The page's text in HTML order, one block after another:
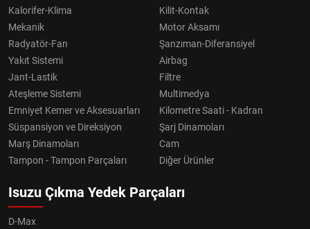
Kalorifer-Klima
Kilit-Kontak
Mekanik
Motor Aksamı
Radyatör-Fan
Şanzıman-Diferansiyel
Yakıt Sistemi
Airbag
Jant-Lastik
Filtre
Ateşleme Sistemi
Multimedya
Emniyet Kemer ve Aksesuarları
Kilometre Saati - Kadran
Süspansiyon ve Direksiyon
Şarj Dinamoları
Marş Dinamoları
Cam
Tampon - Tampon Parçaları
Diğer Ürünler
Isuzu Çıkma Yedek Parçaları
D-Max